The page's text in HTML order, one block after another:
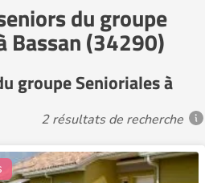
du groupe
Bassan (34290)
groupe Senioriales à
2 résultats de recherche